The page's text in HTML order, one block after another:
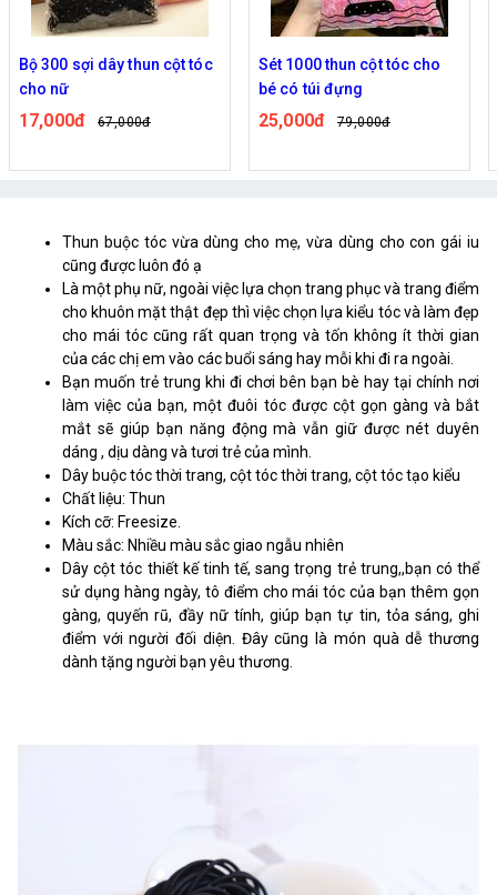
Bộ 300 sợi dây thun cột tóc
cho nữ
17,000đ 67,000đ
Sét 1000 thun cột tóc cho
bé có túi đựng
25,000đ 79,000đ
Thun buộc tóc vừa dùng cho mẹ, vừa dùng cho con gái iu
cũng được luôn đó ạ
Là một phụ nữ, ngoài việc lựa chọn trang phục và trang điểm
cho khuôn mặt thật đẹp thì việc chọn lựa kiểu tóc và làm đẹp
cho mái tóc cũng rất quan trọng và tốn không ít thời gian
của các chị em vào các buổi sáng hay mỗi khi đi ra ngoài.
Bạn muốn trẻ trung khi đi chơi bên bạn bè hay tại chính nơi
làm việc của bạn, một đuôi tóc được cột gọn gàng và bắt
mắt sẽ giúp bạn năng động mà vẫn giữ được nét duyên
dáng , dịu dàng và tươi trẻ của mình.
Dây buộc tóc thời trang, cột tóc thời trang, cột tóc tạo kiểu
Chất liệu: Thun
Kích cỡ: Freesize.
Màu sắc: Nhiều màu sắc giao ngẫu nhiên
Dây cột tóc thiết kế tinh tế, sang trọng trẻ trung,,bạn có thể
sử dụng hàng ngày, tô điểm cho mái tóc của bạn thêm gọn
gàng, quyến rũ, đầy nữ tính, giúp bạn tự tin, tỏa sáng, ghi
điểm với người đối diện. Đây cũng là món quà dễ thương
dành tặng người bạn yêu thương.